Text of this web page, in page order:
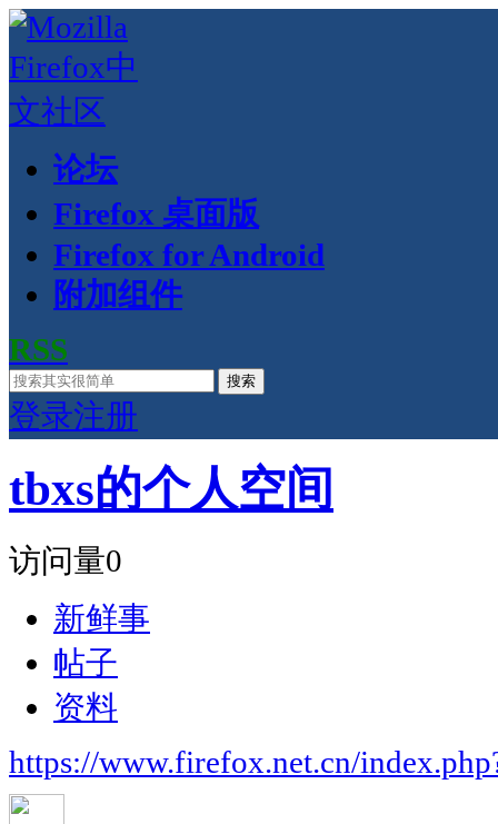
论坛
Firefox 桌面版
Firefox for Android
附加组件
RSS
搜索
登录注册
tbxs的个人空间
访问量0
新鲜事
帖子
资料
https://www.firefox.net.cn/